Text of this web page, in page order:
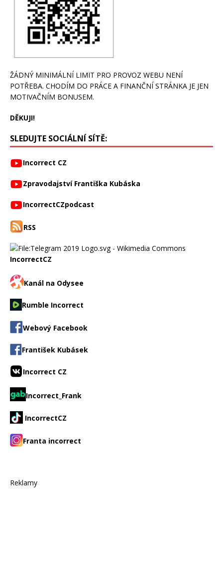
ŽÁDNÝ MINIMÁLNÍ LIMIT PRO PROVOZ WEBU NENÍ
POTŘEBA. CHODÍM DO PRÁCE A FINANČNÍ STRÁNKA JE JEN
MOTIVAČNÍM BONUSEM.
DĚKUJI!
SLEDUJTE SOCIÁLNÍ SÍTĚ:
Incorrect CZ
Zpravodajství Františka Kubáska
IncorrectCZpodcast
RSS
IncorrectCZ
Kanál na Odysee
Rumble Incorrect
Webový Facebook
František Kubásek
Incorrect CZ
Incorrect_Frank
IncorrectCZ
Franta incorrect
Reklamy